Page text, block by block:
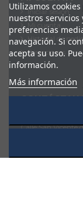
Iniciar sesión
Mi cuenta
Historial de
Direcciones
Calle San Vicente
Utilizamos
nuestros
preferencias
navegación. Si
acepta su uso.
información.
Más información